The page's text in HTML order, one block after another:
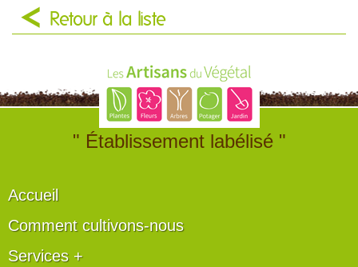
Retour à la liste
" Établissement labélisé "
Accueil
Comment cultivons-nous
Services +